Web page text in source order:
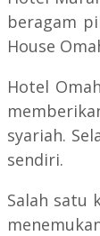
beragam
House
Hotel
syariah.
sendiri.
Salah satu